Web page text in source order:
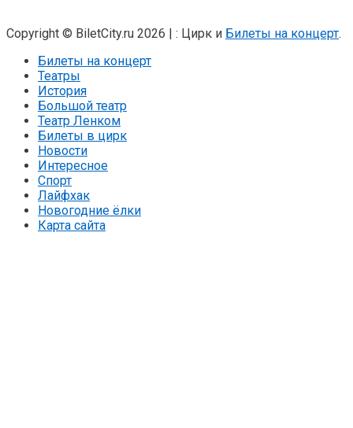
Copyright © BiletCity.ru 2026 : Цирк и Билеты на концерт.
Билеты на концерт
Театры
История
Большой театр
Театр Ленком
Билеты в цирк
Новости
Интересное
Спорт
Лайфхак
Новогодние ёлки
Карта сайта